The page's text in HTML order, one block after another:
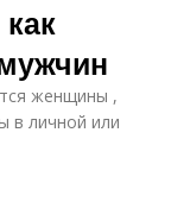
женщины ,
в личной или